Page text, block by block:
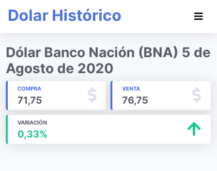
Dolar Histórico
Dólar Banco Nación (BNA) 5 de
Agosto de 2020
COMPRA
71,75
VENTA
76,75
VARIACIÓN
0,33%